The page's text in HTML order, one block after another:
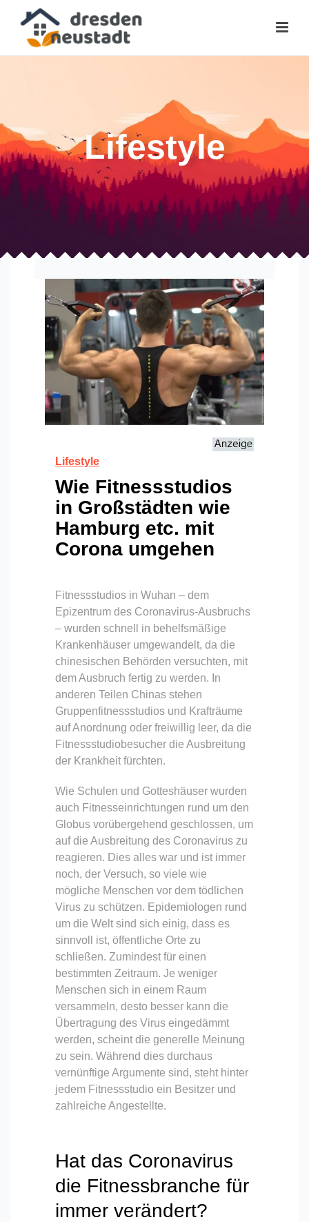
Lifestyle
Lifestyle
Wie Fitnessstudios
in Großstädten wie
Hamburg etc. mit
Corona umgehen
Fitnessstudios in Wuhan – dem
Epizentrum des Coronavirus-Ausbruchs
– wurden schnell in behelfsmäßige
Krankenhäuser umgewandelt, da die
chinesischen Behörden versuchten, mit
dem Ausbruch fertig zu werden. In
anderen Teilen Chinas stehen
Gruppenfitnessstudios und Krafträume
auf Anordnung oder freiwillig leer, da die
Fitnessstudiobesucher die Ausbreitung
der Krankheit fürchten.
Wie Schulen und Gotteshäuser wurden
auch Fitnesseinrichtungen rund um den
Globus vorübergehend geschlossen, um
auf die Ausbreitung des Coronavirus zu
reagieren. Dies alles war und ist immer
noch, der Versuch, so viele wie
mögliche Menschen vor dem tödlichen
Virus zu schützen. Epidemiologen rund
um die Welt sind sich einig, dass es
sinnvoll ist, öffentliche Orte zu
schließen. Zumindest für einen
bestimmten Zeitraum. Je weniger
Menschen sich in einem Raum
versammeln, desto besser kann die
Übertragung des Virus eingedämmt
werden, scheint die generelle Meinung
zu sein. Während dies durchaus
vernünftige Argumente sind, steht hinter
jedem Fitnessstudio ein Besitzer und
zahlreiche Angestellte.
Hat das Coronavirus
die Fitnessbranche für
immer verändert?